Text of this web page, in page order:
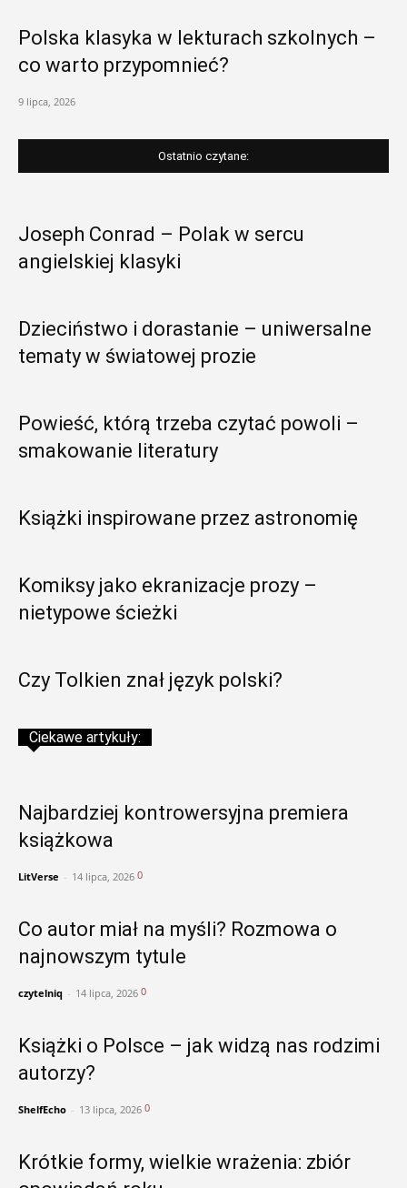
Polska klasyka w lekturach szkolnych –
co warto przypomnieć?
9 lipca, 2026
Ostatnio czytane:
Joseph Conrad – Polak w sercu
angielskiej klasyki
Dzieciństwo i dorastanie – uniwersalne
tematy w światowej prozie
Powieść, którą trzeba czytać powoli –
smakowanie literatury
Książki inspirowane przez astronomię
Komiksy jako ekranizacje prozy –
nietypowe ścieżki
Czy Tolkien znał język polski?
Ciekawe artykuły:
Najbardziej kontrowersyjna premiera
książkowa
LitVerse - 14 lipca, 2026 0
Co autor miał na myśli? Rozmowa o
najnowszym tytule
czytelniq - 14 lipca, 2026 0
Książki o Polsce – jak widzą nas rodzimi
autorzy?
ShelfEcho - 13 lipca, 2026 0
Krótkie formy, wielkie wrażenia: zbiór